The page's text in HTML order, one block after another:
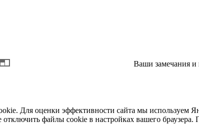
Ваши замечания и
Для оценки эффективности сайта мы используем
файлы cookie в настройках вашего браузера.